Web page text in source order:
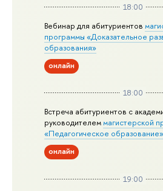
18:00
Вебинар для абитуриентов
программы «Доказательное
образования»
онлайн
18:00
Встреча абитуриентов с
руководителеммагистерской
«Педагогическое образование»
онлайн
19:00